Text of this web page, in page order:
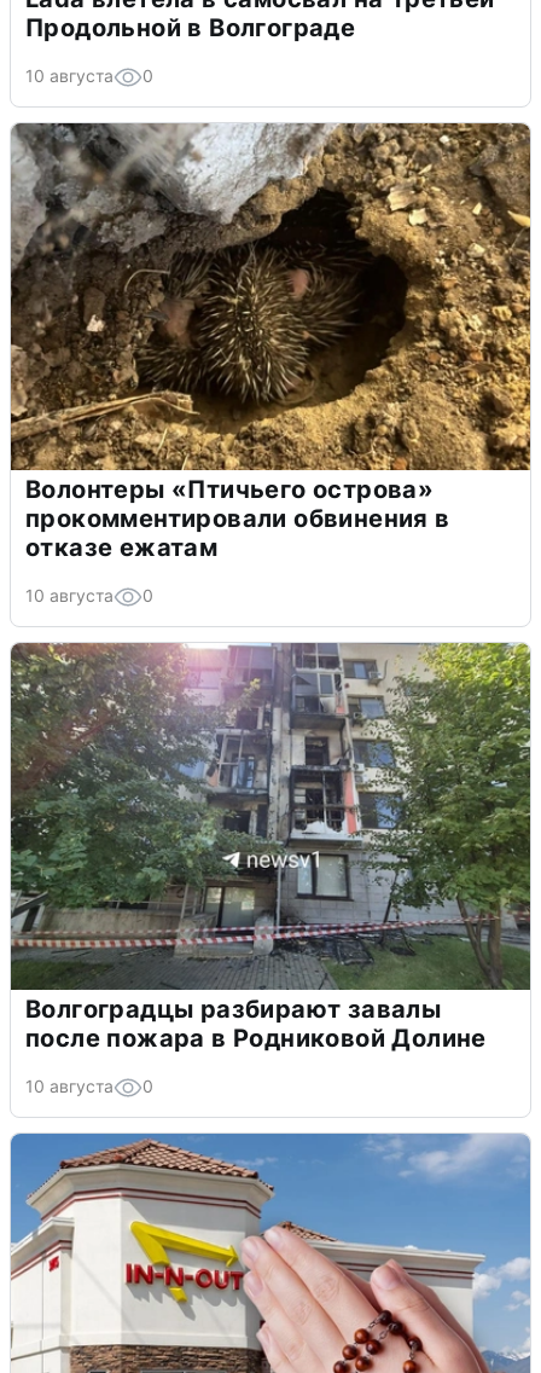
Продольной в Волгограде
10 августа 0
Волонтеры «Птичьего острова»
прокомментировали обвинения в
отказе ежатам
10 августа 0
Волгоградцы разбирают завалы
после пожара в Родниковой Долине
10 августа 0